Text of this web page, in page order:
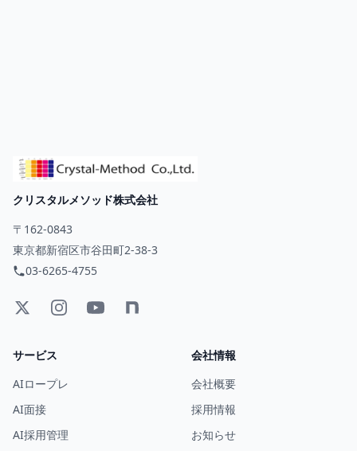
クリスタルメソッド株式会社
〒162-0843
東京都新宿区市谷田町2-38-3
03-6265-4755
サービス
AIロープレ
AI面接
AI採用管理
会社情報
会社概要
採用情報
お知らせ